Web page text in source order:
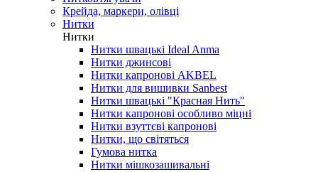
Крейда, маркери, олівці
Нитки
Нитки
Нитки швацькі Ideal Anma
Нитки джинсові
Нитки капронові AKBEL
Нитки для вишивки Sanbest
Нитки швацькі "Красная Нить"
Нитки капронові особливо міцні
Нитки взуттєві капронові
Нитки, що світяться
Гумова нитка
Нитки мішкозашивальні